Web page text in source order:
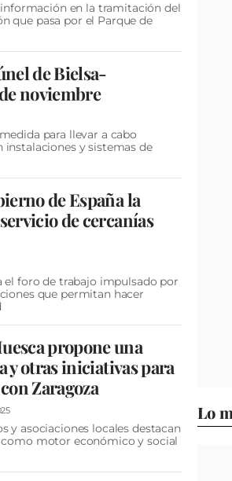
en la tramitación del
que pasa por el Parque de
de Bielsa-
noviembre
para llevar a cabo
y sistemas de
de España la
de cercanías
foro de trabajo impulsado por
que permitan hacer
propone una
y otras iniciativas para
Zaragoza
y asociaciones locales destacan
motor económico y social
Lo